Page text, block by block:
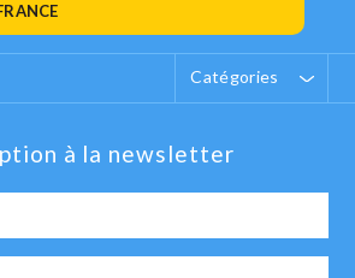
Catégories
à la newsletter